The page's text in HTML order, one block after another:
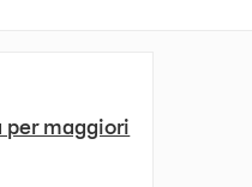
per maggiori